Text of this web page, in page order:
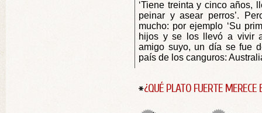
‘Tiene treinta y cinco años,
peinar y asear perros’.
mucho: por ejemplo ‘Su
hijos y se los llevó a vivir
amigo suyo, un día se fue
país de los canguros:
¿QUÉ PLATO FUERTE MERECE